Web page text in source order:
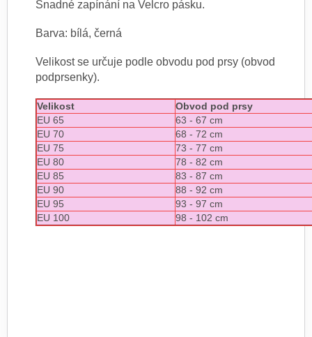
Snadné zapínání na Velcro pásku.
Barva: bílá, černá
Velikost se určuje podle obvodu pod prsy (obvod
podprsenky).
Velikost
Obvod pod prsy
EU 65
63 - 67 cm
EU 70
68 - 72 cm
EU 75
73 - 77 cm
EU 80
78 - 82 cm
EU 85
83 - 87 cm
EU 90
88 - 92 cm
EU 95
93 - 97 cm
EU 100
98 - 102 cm